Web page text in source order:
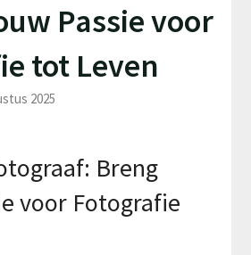
Passie voor
tot Leven
2025
Breng
voor Fotografie